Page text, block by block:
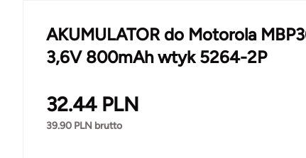
AKUMULATOR do Motorola
3,6V 800mAh wtyk 5264-2P
32.44PLN
39.90 PLN brutto